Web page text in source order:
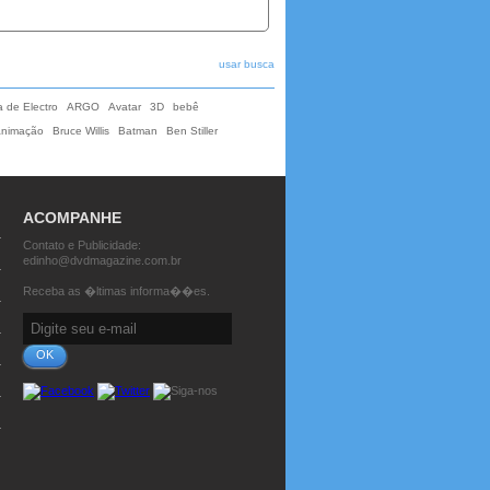
usar busca
de Electro ARGO Avatar 3D
bebê
Bruce Willis Batman Ben Stiller
ACOMPANHE
Contato e Publicidade:
edinho@dvdmagazine.com.br
Receba as �ltimas informa��es.
OK